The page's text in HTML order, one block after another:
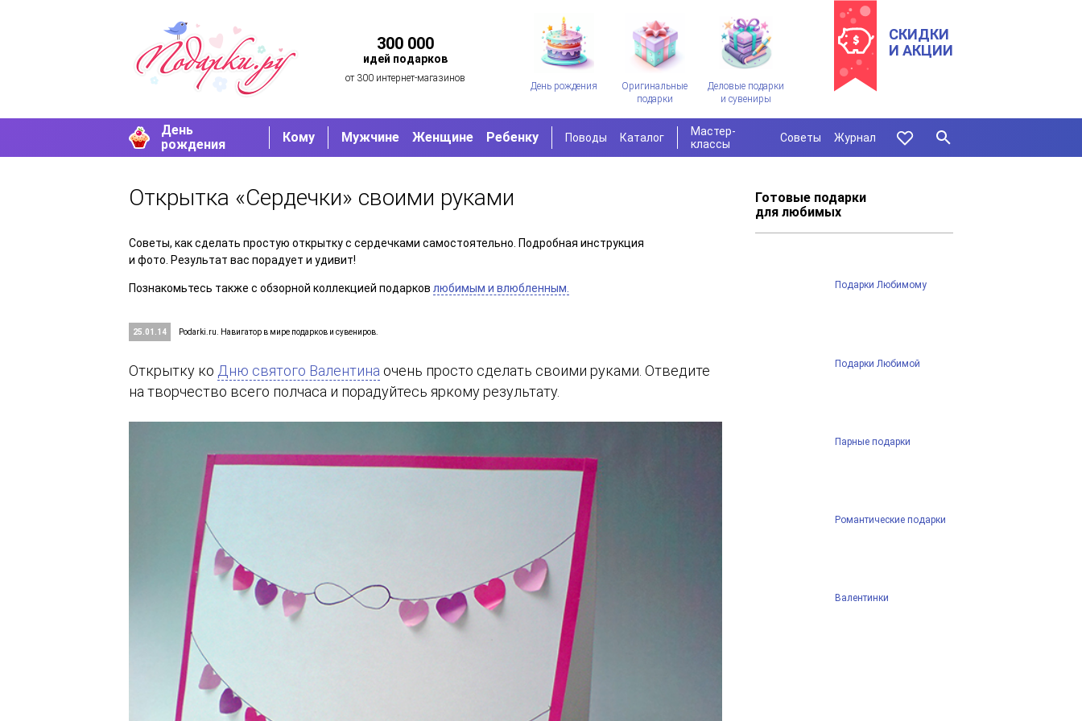
300 000
идей подарков
от 300 интернет-магазинов
День рождения
Оригинальные
подарки
Деловые подарки
и сувениры
СКИДКИ
И АКЦИИ
День
рождения
Кому Мужчине Женщине Ребенку Поводы Каталог
Мастер-
классы
Советы Журнал
Открытка «Сердечки» своими руками
Советы, как сделать простую открытку с сердечками самостоятельно. Подробная инструкция
и фото. Результат вас порадует и удивит!
Познакомьтесь также с обзорной коллекцией подарков любимым и влюбленным.
25.01.14 Podarki.ru. Навигатор в мире подарков и сувениров.
Открытку ко Дню святого Валентина очень просто сделать своими руками. Отведите
на творчество всего полчаса и порадуйтесь яркому результату.
Готовые подарки
для любимых
Подарки Любимому
Подарки Любимой
Парные подарки
Романтические подарки
Валентинки